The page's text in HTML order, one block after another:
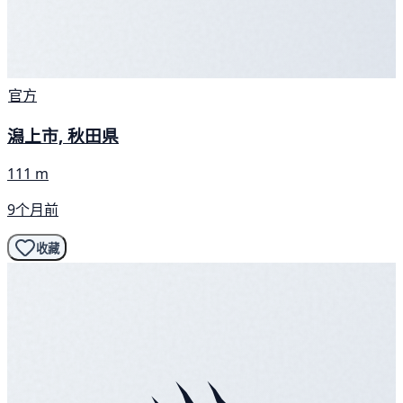
官方
潟上市, 秋田県
111 m
9个月前
收藏